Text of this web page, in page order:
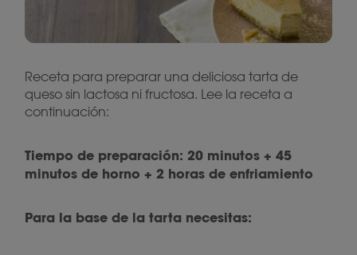
Receta para preparar una deliciosa tarta de
queso sin lactosa ni fructosa. Lee la receta a
continuación:
Tiempo de preparación: 20 minutos + 45
minutos de horno + 2 horas de enfriamiento
Para la base de la tarta necesitas: